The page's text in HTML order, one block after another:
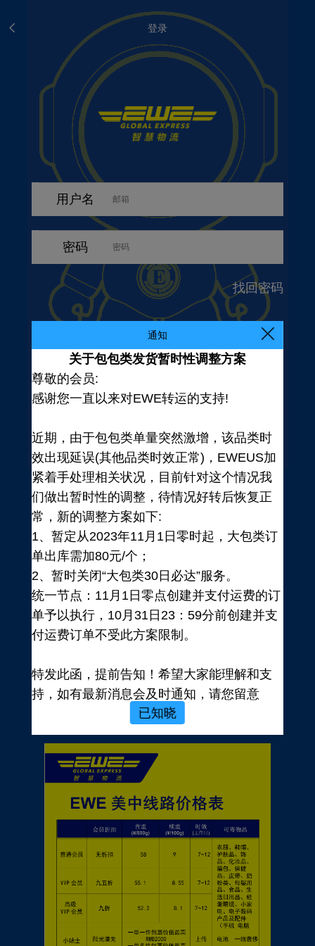
登录
用户名
密码
找回密码
登录
注册新手有礼
价格表
通知
关于包包类发货暂时性调整方案
尊敬的会员:
感谢您一直以来对EWE转运的支持!
近期，由于包包类单量突然激增，该品类时
效出现延误(其他品类时效正常)，EWEUS加
紧着手处理相关状况，目前针对这个情况我
们做出暂时性的调整，待情况好转后恢复正
常，新的调整方案如下:
1、暂定从2023年11月1日零时起，大包类订
单出库需加80元/个；
2、暂时关闭“大包类30日必达”服务。
统一节点：11月1日零点创建并支付运费的订
单予以执行，10月31日23：59分前创建并支
付运费订单不受此方案限制。
特发此函，提前告知！希望大家能理解和支
持，如有最新消息会及时通知，请您留意
EWE转运官网公告，再次感谢您的配合与支
持！
EWE US EXPRESS INC.
2023年10月19日
已知晓